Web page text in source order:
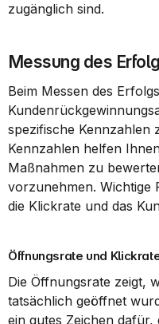
zugänglich sind.
Messung des
Beim Messen des
spezifische Kennzahlen
Kennzahlen helfen
Maßnahmen zu
vorzunehmen. Wichtige
die Klickrate und das
Öffnungsrate und
Die Öffnungsrate zeigt,
tatsächlich geöffnet
ein gutes Zeichen